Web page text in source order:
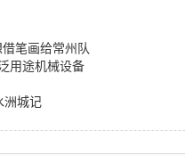
笔画给常州队
用途机械设备
洲城记